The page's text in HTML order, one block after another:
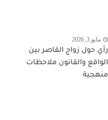
مايو 3, 2026
رأي حول زواج القاصر بين
الواقع والقانون ملاحظات
منهجية